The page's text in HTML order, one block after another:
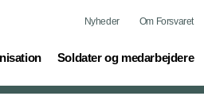
Nyheder Om Forsvaret
Soldater og medarbejdere
(current)